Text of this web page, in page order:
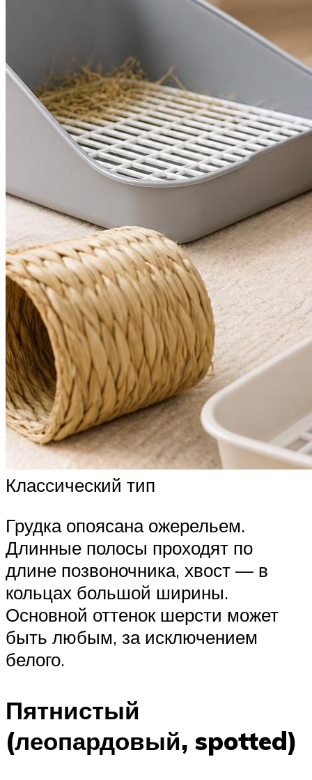
Классический тип
Грудка опоясана ожерельем.
Длинные полосы проходят по
длине позвоночника, хвост — в
кольцах большой ширины.
Основной оттенок шерсти может
быть любым, за исключением
белого.
Пятнистый
(леопардовый, spotted)